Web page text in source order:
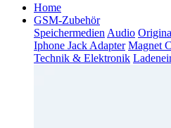
Home
GSM-Zubehör
Speichermedien Audio
Iphone Jack Adapter Magnet
Technik & Elektronik